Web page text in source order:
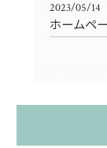
2023/05/14
ホームペ